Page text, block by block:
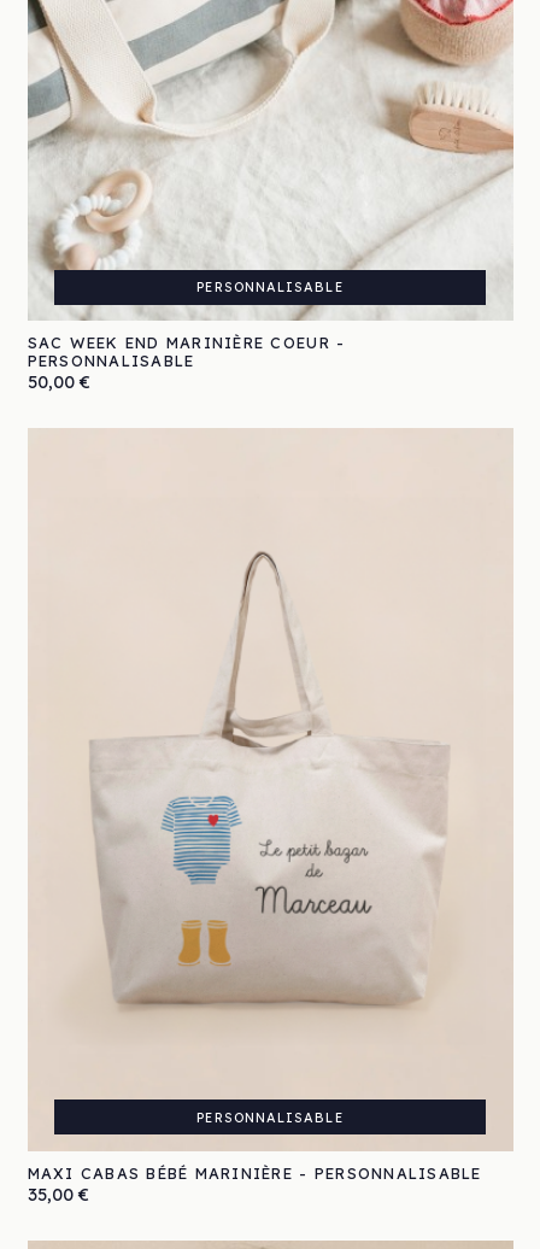
PERSONNALISABLE
SAC WEEK END MARINIÈRE COEUR -
PERSONNALISABLE
Prix
50,00 €
PERSONNALISABLE
MAXI CABAS BÉBÉ MARINIÈRE - PERSONNALISABLE
Prix
35,00 €